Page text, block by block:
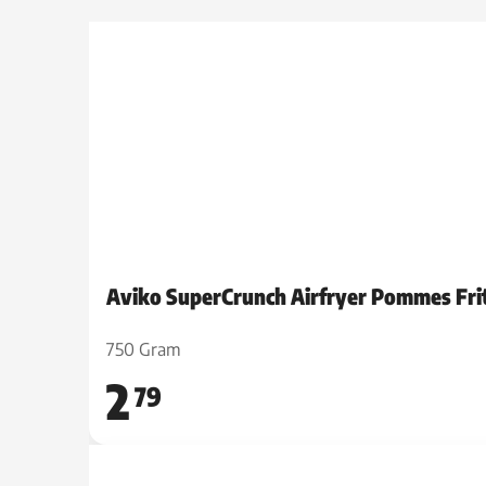
Aviko SuperCrunch Airfryer Pommes
750 Gram
279